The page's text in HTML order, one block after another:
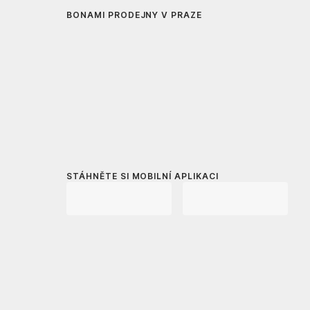
BONAMI PRODEJNY V PRAZE
STÁHNĚTE SI MOBILNÍ APLIKACI